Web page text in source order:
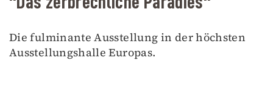
Die fulminante Ausstellung in der höchsten
Ausstellungshalle Europas.